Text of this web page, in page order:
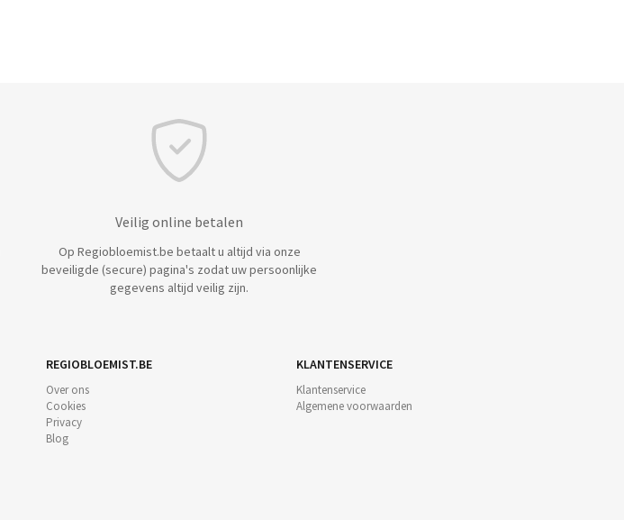
Veilig online betalen
Op Regiobloemist.be betaalt u altijd via onze
beveiligde (secure) pagina's zodat uw persoonlijke
gegevens altijd veilig zijn.
REGIOBLOEMIST.BE
Over ons
Cookies
Privacy
Blog
KLANTENSERVICE
Klantenservice
Algemene voorwaarden